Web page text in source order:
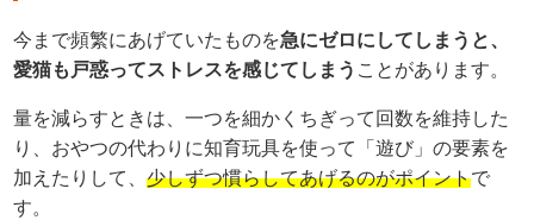
今まで頻繁にあげていたものを急にゼロにしてしまうと、
愛猫も戸惑ってストレスを感じてしまう ことがあります。
量を減らすときは、一つを細かくちぎって回数を維持した
り、おやつの代わりに知育玩具を使って「遊び」の要素を
加えたりして、少しずつ慣らしてあげるのがポイントで
す。